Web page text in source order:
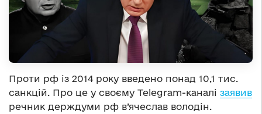
Проти рф із 2014 року введено понад 10,1 тис.
санкцій. Про це у своєму Telegram-каналі заявив
речник держдуми рф в’ячеслав володін.